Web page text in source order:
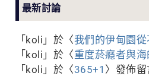
最新討論
「 koli 」於〈我們的伊甸園
「 koli 」於〈重度菸癮者與海
「 koli 」於〈365+1 〉發佈留